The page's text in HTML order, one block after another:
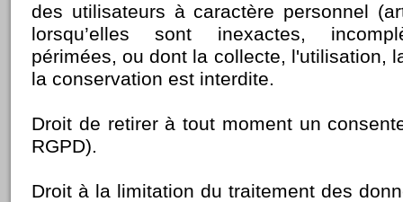
des utilisateurs à caractère personnel
lorsqu’elles sont inexactes,
périmées, ou dont la collecte, l'utilisation,
la conservation est interdite.
Droit de retirer à tout moment un
RGPD).
Droit à la limitation du traitement des